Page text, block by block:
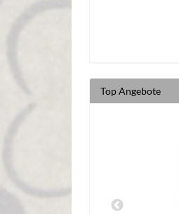
Top Angebote